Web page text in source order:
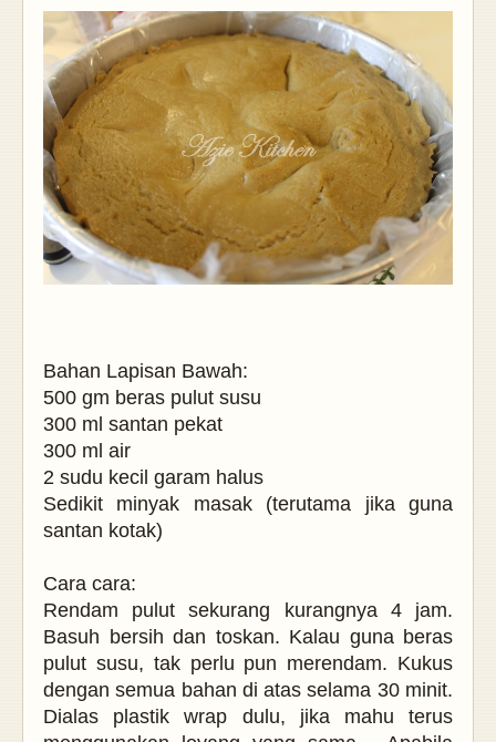
Bahan Lapisan Bawah:
500 gm beras pulut susu
300 ml santan pekat
300 ml air
2 sudu kecil garam halus
Sedikit minyak masak (terutama jika guna
santan kotak)
Cara cara:
Rendam pulut sekurang kurangnya 4 jam.
Basuh bersih dan toskan. Kalau guna beras
pulut susu, tak perlu pun merendam. Kukus
dengan semua bahan di atas selama 30 minit.
Dialas plastik wrap dulu, jika mahu terus